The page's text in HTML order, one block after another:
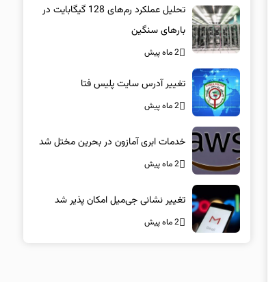
تحلیل عملکرد رم‌های 128 گیگابایت در
بارهای سنگین
2 ماه پیش
تغییر آدرس سایت پلیس فتا
2 ماه پیش
خدمات ابری آمازون در بحرین مختل شد
2 ماه پیش
تغییر نشانی جی‌میل امکان پذیر شد
2 ماه پیش